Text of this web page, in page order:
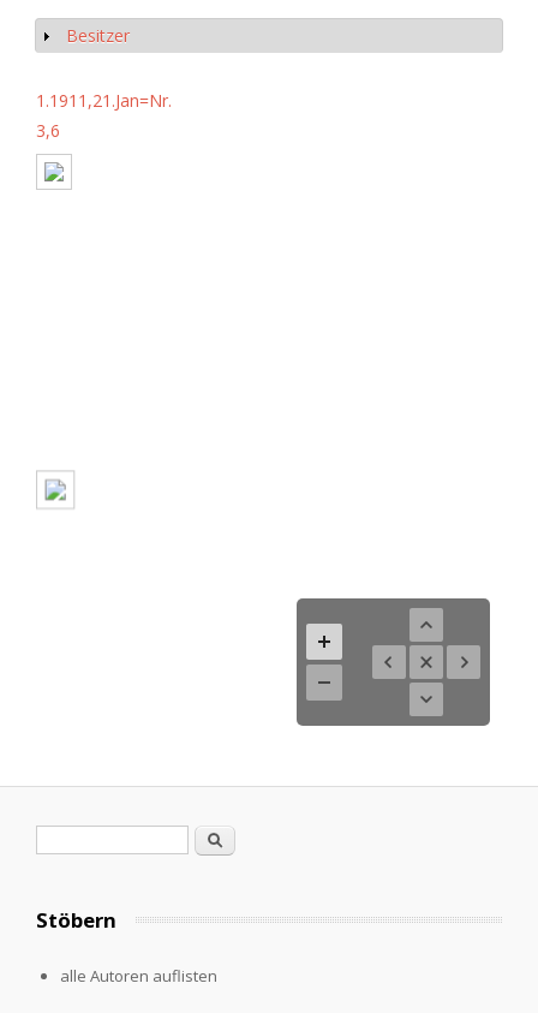
Show
Besitzer
1.1911,21.Jan=Nr.
3,6
Search
Stöbern
alle Autoren auflisten